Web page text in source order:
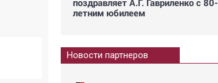
поздравляет А.Г. Гавриленко с 80-
летним юбилеем
Новости партнеров